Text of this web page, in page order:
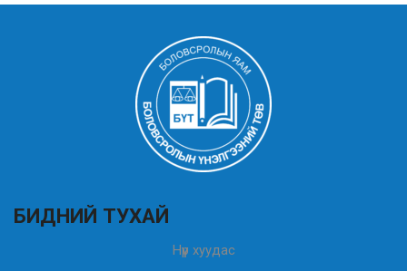
БИДНИЙ ТУХАЙ
Нүүр хуудас